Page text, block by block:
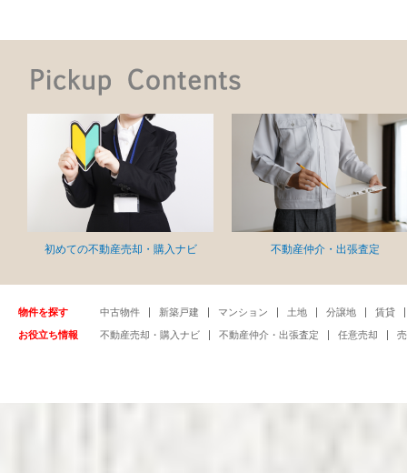
初めての不動産売却・購入ナビ 不動産仲介・出張査定
物件を探す 中古物件 新築戸建 マンション 土地 分譲地 賃貸
お役立ち情報 不動産売却・購入ナビ 不動産仲介・出張査定 任意売却